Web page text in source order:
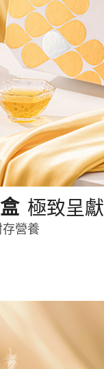
極致呈獻
營養